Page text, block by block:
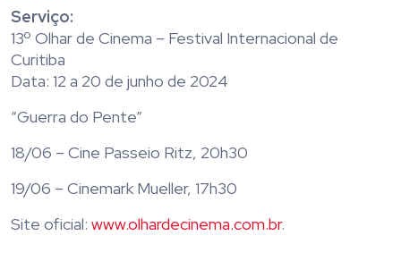
Serviço:
13º Olhar de Cinema – Festival Internacional de
Curitiba
Data: 12 a 20 de junho de 2024
“Guerra do Pente”
18/06 – Cine Passeio Ritz, 20h30
19/06 – Cinemark Mueller, 17h30
Site oficial: www.olhardecinema.com.br.